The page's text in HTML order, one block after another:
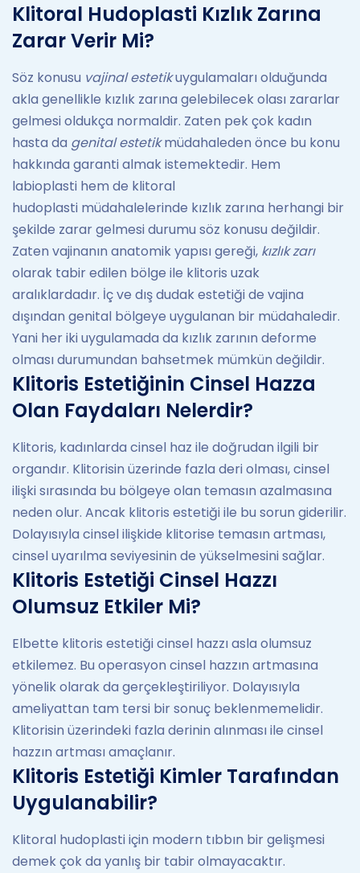
Klitoral Hudoplasti Kızlık Zarına
Zarar Verir Mi?
Söz konusu vajinal estetikuygulamaları olduğunda
akla genellikle kızlık zarına gelebilecek olası zararlar
gelmesi oldukça normaldir. Zaten pek çok kadın
hasta da genital estetikmüdahaleden önce bu konu
hakkında garanti almak istemektedir. Hem
labioplasti hem de klitoral
hudoplasti müdahalelerinde kızlık zarına herhangi bir
şekilde zarar gelmesi durumu söz konusu değildir.
Zaten vajinanın anatomik yapısı gereği, kızlık zarı
olarak tabir edilen bölge ile klitoris uzak
aralıklardadır. İç ve dış dudak estetiği de vajina
dışından genital bölgeye uygulanan bir müdahaledir.
Yani her iki uygulamada da kızlık zarının deforme
olması durumundan bahsetmek mümkün değildir.
Klitoris Estetiğinin Cinsel Hazza
Olan Faydaları Nelerdir?
Klitoris, kadınlarda cinsel haz ile doğrudan ilgili bir
organdır. Klitorisin üzerinde fazla deri olması, cinsel
ilişki sırasında bu bölgeye olan temasın azalmasına
neden olur. Ancak klitoris estetiği ile bu sorun giderilir.
Dolayısıyla cinsel ilişkide klitorise temasın artması,
cinsel uyarılma seviyesinin de yükselmesini sağlar.
Klitoris Estetiği Cinsel Hazzı
Olumsuz Etkiler Mi?
Elbette klitoris estetiği cinsel hazzı asla olumsuz
etkilemez. Bu operasyon cinsel hazzın artmasına
yönelik olarak da gerçekleştiriliyor. Dolayısıyla
ameliyattan tam tersi bir sonuç beklenmemelidir.
Klitorisin üzerindeki fazla derinin alınması ile cinsel
hazzın artması amaçlanır.
Klitoris Estetiği Kimler Tarafından
Uygulanabilir?
Klitoral hudoplasti için modern tıbbın bir gelişmesi
demek çok da yanlış bir tabir olmayacaktır.